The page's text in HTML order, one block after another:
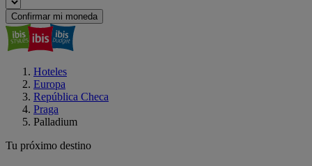
Confirmar mi moneda
Hoteles
Europa
República Checa
Praga
Palladium
Tu próximo destino